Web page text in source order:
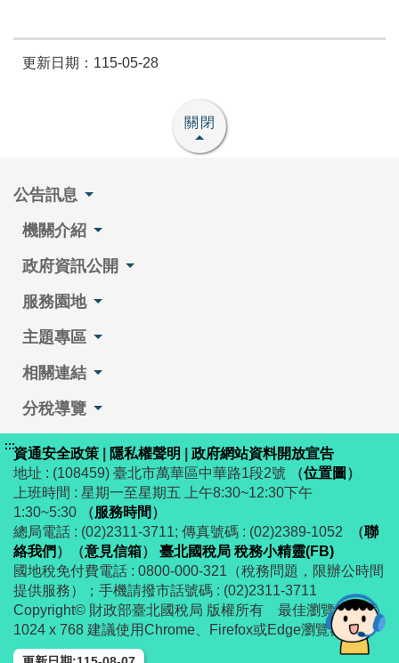
更新日期：115-05-28
關閉
公告訊息
機關介紹
政府資訊公開
服務園地
主題專區
相關連結
分稅導覽
:::資通安全政策 隱私權聲明
政府網站資料開放宣告
地址 : (108459) 臺北市萬華區中華路1段2號
（位置圖 ）
上班時間 : 星期一至星期五 上午8:30~12:30下午
1:30~5:30
（服務時間 ）
總局電話 : (02)2311-3711; 傳真號碼 : (02)2389-1052
（聯
絡我們 ） （意見信箱）
臺北國稅局 稅務小精靈(FB)
國地稅免付費電話 : 0800-000-321（稅務問題，限辦公時間
提供服務）；手機請撥市話號碼 : (02)2311-3711
Copyright© 財政部臺北國稅局 版權所有 最佳瀏覽解析度
1024 x 768 建議使用Chrome、Firefox或Edge瀏覽器